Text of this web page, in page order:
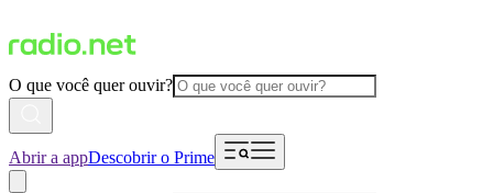
O que você quer ouvir?
Abrir a appDescobrir o Prime